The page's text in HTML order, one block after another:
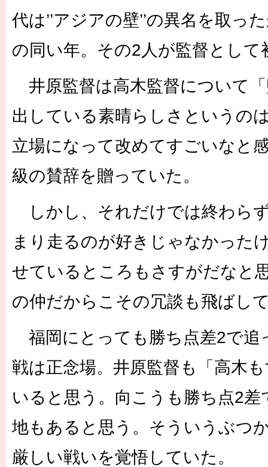
代は’’アジアの壁’’の異名を取っ
の同い年。その2人が監督として
井原監督は高木監督について
出している素晴らしさというの
立場になって改めてすごいなと
級の賛辞を贈っていた。
しかし、それだけでは終わら
まり走るのが好きじゃなかった
せているところもさすがだなと
の仲だからこその冗談も飛ばし
福岡にとっても勝ち点差2で追
戦は正念場。井原監督も「高木
いると思う。向こうも勝ち点2
地もあると思う。そういうぶつ
厳しい戦いを覚悟していた。